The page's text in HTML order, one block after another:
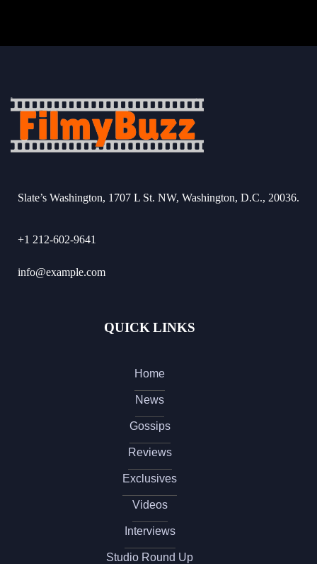
Slate’s Washington, 1707 L St. NW, Washington, D.C., 20036.
+1 212-602-9641
info@example.com
QUICK LINKS
Home
News
Gossips
Reviews
Exclusives
Videos
Interviews
Studio Round Up